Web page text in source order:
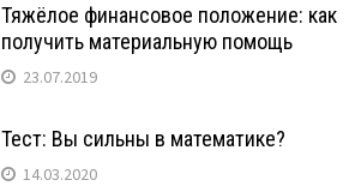
Тяжёлое финансовое положение: как
получить материальную помощь
23.07.2019
Тест: Вы сильны в математике?
14.03.2020